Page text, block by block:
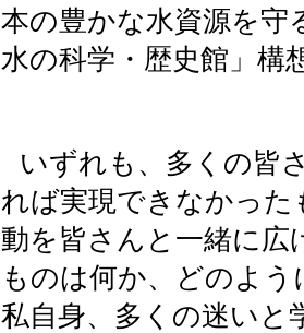
本の豊かな水資源を守
水の科学・歴史館」構
いずれも、多くの皆
れば実現できなかっ
動を皆さんと一緒に
ものは何か、どのよ
私自身、 多くの迷いと